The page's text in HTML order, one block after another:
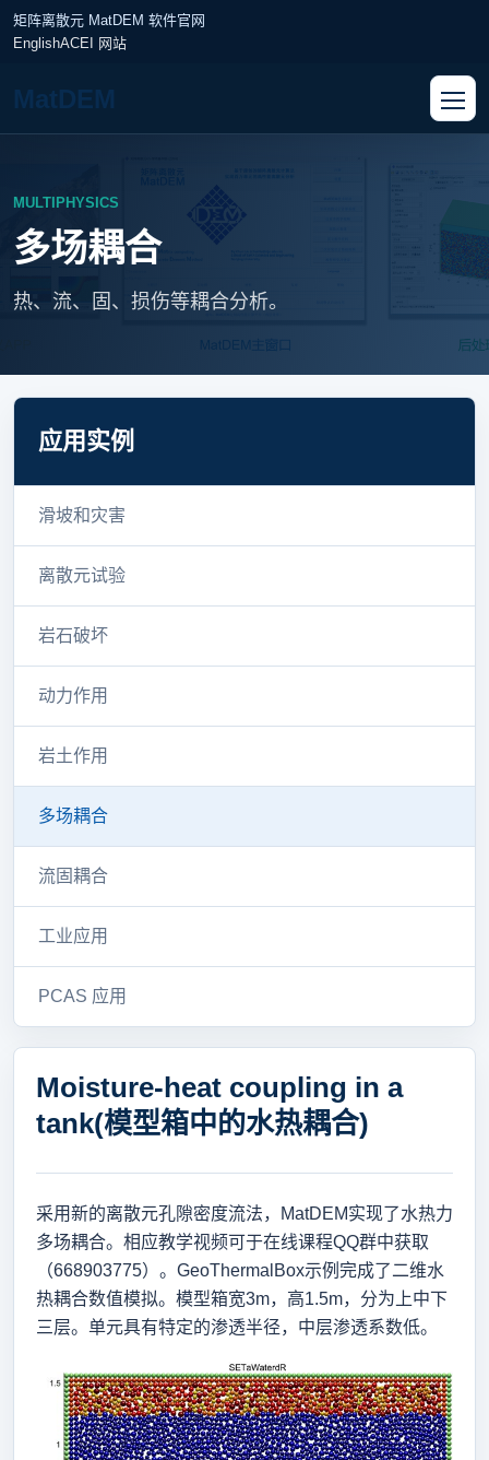
矩阵离散元 MatDEM 软件官网
EnglishACEI 网站
MatDEM
MULTIPHYSICS
多场耦合
热、流、固、损伤等耦合分析。
应用实例
滑坡和灾害
离散元试验
岩石破坏
动力作用
岩土作用
多场耦合
流固耦合
工业应用
PCAS 应用
Moisture-heat coupling in a
tank(模型箱中的水热耦合)
采用新的离散元孔隙密度流法，MatDEM实现了水热力
多场耦合。相应教学视频可于在线课程QQ群中获取
（668903775）。GeoThermalBox示例完成了二维水
热耦合数值模拟。 模型箱宽3m，高1.5m，分为上中下
三层。单元具有特定的渗透半径，中层渗透系数低。